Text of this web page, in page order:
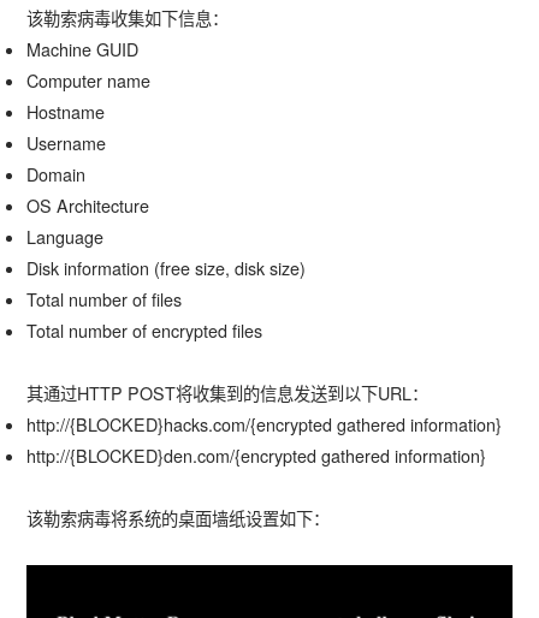
该勒索病毒收集如下信息：
Machine GUID
Computer name
Hostname
Username
Domain
OS Architecture
Language
Disk information (free size, disk size)
Total number of files
Total number of encrypted files
其通过HTTP POST将收集到的信息发送到以下URL：
http://{BLOCKED}hacks.com/{encrypted gathered information}
http://{BLOCKED}den.com/{encrypted gathered information}
该勒索病毒将系统的桌面墙纸设置如下：